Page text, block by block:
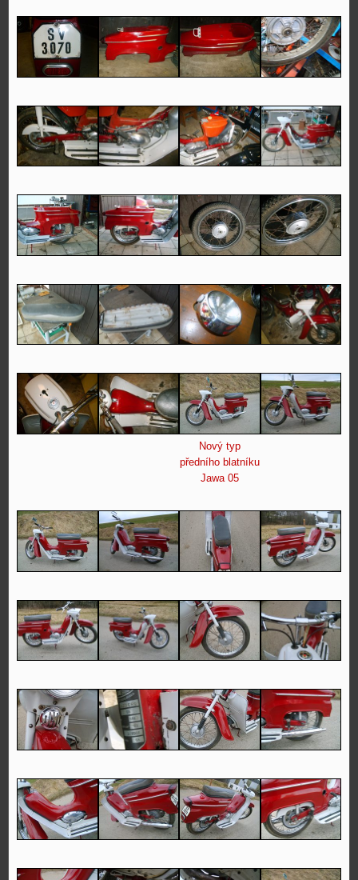
Nový typ
předního blatníku
Jawa 05